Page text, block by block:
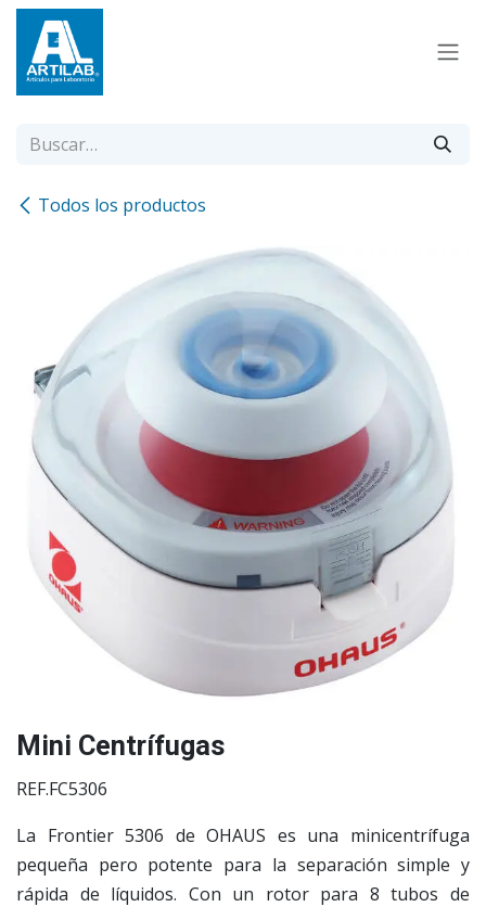
Ir al contenido
Todos los productos
Mini Centrífugas
REF.FC5306
La Frontier 5306 de OHAUS es una minicentrífuga
pequeña pero potente para la separación simple y
rápida de líquidos. Con un rotor para 8 tubos de